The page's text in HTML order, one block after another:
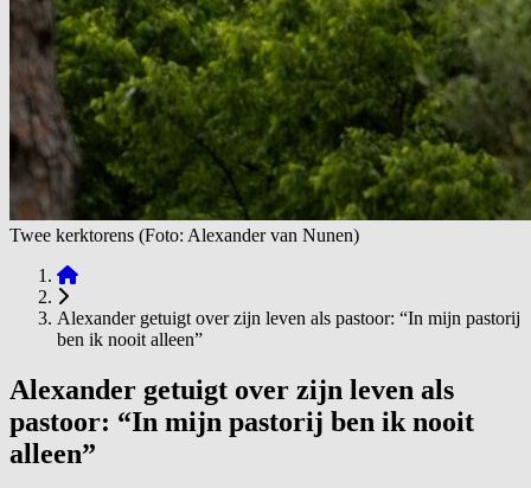
Twee kerktorens (Foto: Alexander van Nunen)
Alexander getuigt over zijn leven als pastoor: “In mijn pastorij
ben ik nooit alleen”
Alexander getuigt over zijn leven als
pastoor: “In mijn pastorij ben ik nooit
alleen”